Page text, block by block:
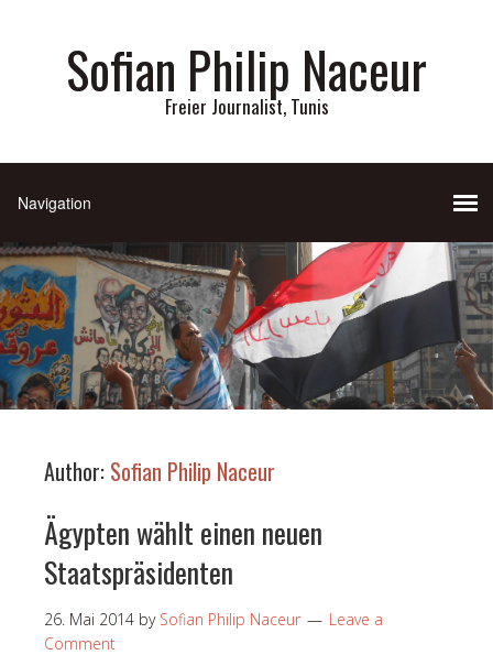
Sofian Philip Naceur
Freier Journalist, Tunis
Author: Sofian Philip Naceur
Ägypten wählt einen neuen
Staatspräsidenten
26. Mai 2014 by Sofian Philip Naceur
Leave a
Comment